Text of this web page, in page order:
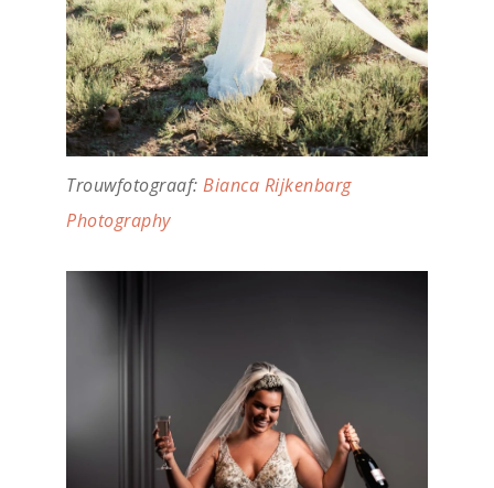
Trouwfotograaf: Bianca Rijkenbarg
Photography